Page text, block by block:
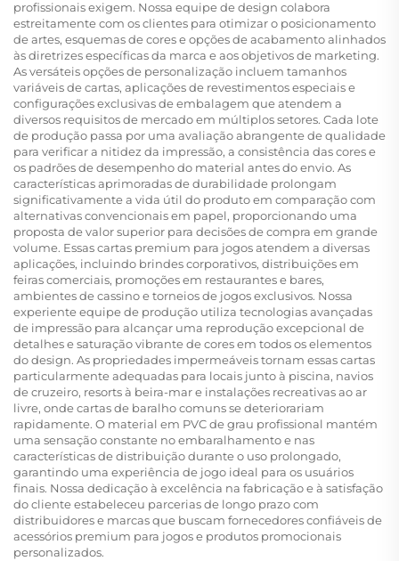
profissionais exigem. Nossa equipe de design colabora
estreitamente com os clientes para otimizar o posicionamento
de artes, esquemas de cores e opções de acabamento alinhados
às diretrizes específicas da marca e aos objetivos de marketing.
As versáteis opções de personalização incluem tamanhos
variáveis de cartas, aplicações de revestimentos especiais e
configurações exclusivas de embalagem que atendem a
diversos requisitos de mercado em múltiplos setores. Cada lote
de produção passa por uma avaliação abrangente de qualidade
para verificar a nitidez da impressão, a consistência das cores e
os padrões de desempenho do material antes do envio. As
características aprimoradas de durabilidade prolongam
significativamente a vida útil do produto em comparação com
alternativas convencionais em papel, proporcionando uma
proposta de valor superior para decisões de compra em grande
volume. Essas cartas premium para jogos atendem a diversas
aplicações, incluindo brindes corporativos, distribuições em
feiras comerciais, promoções em restaurantes e bares,
ambientes de cassino e torneios de jogos exclusivos. Nossa
experiente equipe de produção utiliza tecnologias avançadas
de impressão para alcançar uma reprodução excepcional de
detalhes e saturação vibrante de cores em todos os elementos
do design. As propriedades impermeáveis tornam essas cartas
particularmente adequadas para locais junto à piscina, navios
de cruzeiro, resorts à beira-mar e instalações recreativas ao ar
livre, onde cartas de baralho comuns se deteriorariam
rapidamente. O material em PVC de grau profissional mantém
uma sensação constante no embaralhamento e nas
características de distribuição durante o uso prolongado,
garantindo uma experiência de jogo ideal para os usuários
finais. Nossa dedicação à excelência na fabricação e à satisfação
do cliente estabeleceu parcerias de longo prazo com
distribuidores e marcas que buscam fornecedores confiáveis de
acessórios premium para jogos e produtos promocionais
personalizados.